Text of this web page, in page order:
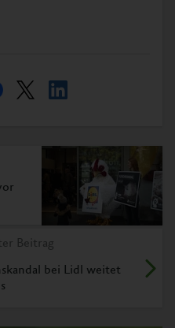
Beitrag
bei Lidl weitet